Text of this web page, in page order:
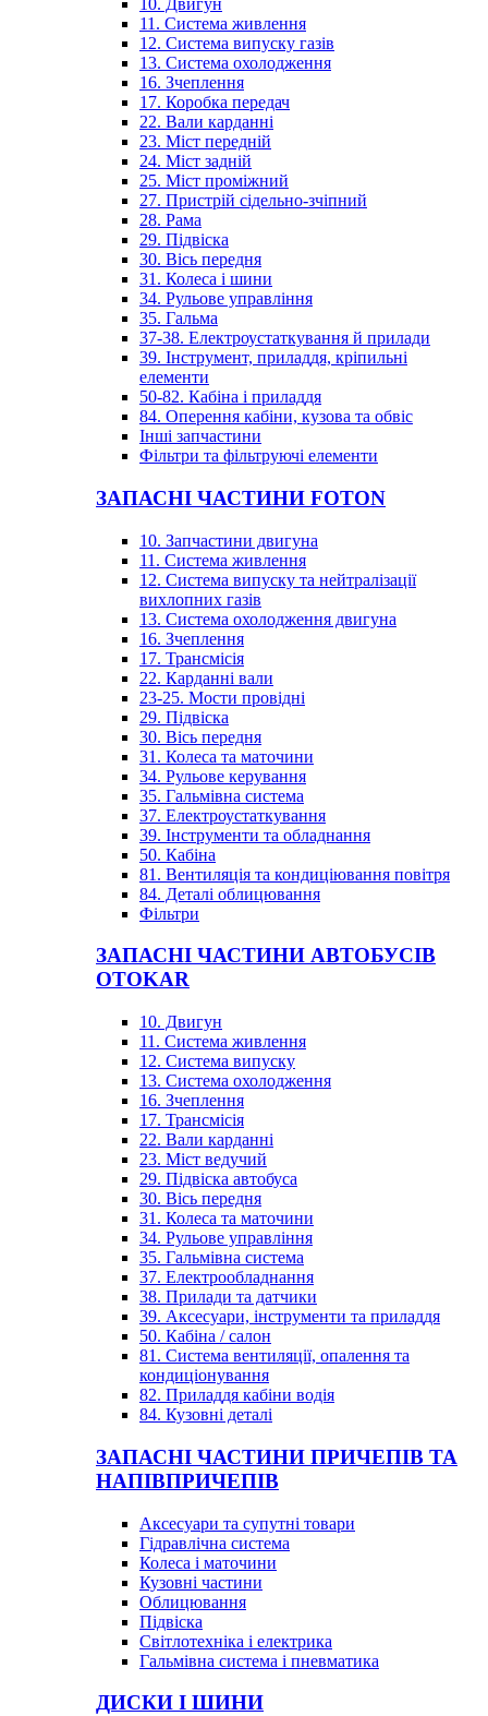
10. Двигун
11. Система живлення
12. Система випуску газів
13. Система охолодження
16. Зчеплення
17. Коробка передач
22. Вали карданні
23. Міст передній
24. Міст задній
25. Міст проміжний
27. Пристрій сідельно-зчіпний
28. Рама
29. Підвіска
30. Вісь передня
31. Колеса і шини
34. Рульове управління
35. Гальма
37-38. Електроустаткування й прилади
39. Інструмент, приладдя, кріпильні
елементи
50-82. Кабіна і приладдя
84. Оперення кабіни, кузова та обвіс
Інші запчастини
Фільтри та фільтруючі елементи
ЗАПАСНІ ЧАСТИНИ FOTON
10. Запчастини двигуна
11. Система живлення
12. Система випуску та нейтралізації
вихлопних газів
13. Система охолодження двигуна
16. Зчеплення
17. Трансмісія
22. Карданні вали
23-25. Мости провідні
29. Підвіска
30. Вісь передня
31. Колеса та маточини
34. Рульове керування
35. Гальмівна система
37. Електроустаткування
39. Інструменти та обладнання
50. Кабіна
81. Вентиляція та кондиціювання повітря
84. Деталі облицювання
Фільтри
ЗАПАСНІ ЧАСТИНИ АВТОБУСІВ
OTOKAR
10. Двигун
11. Система живлення
12. Система випуску
13. Система охолодження
16. Зчеплення
17. Трансмісія
22. Вали карданні
23. Міст ведучий
29. Підвіска автобуса
30. Вісь передня
31. Колеса та маточини
34. Рульове управління
35. Гальмівна система
37. Електрообладнання
38. Прилади та датчики
39. Аксесуари, інструменти та приладдя
50. Кабіна / салон
81. Система вентиляції, опалення та
кондиціонування
82. Приладдя кабіни водія
84. Кузовні деталі
ЗАПАСНІ ЧАСТИНИ ПРИЧЕПІВ ТА
НАПІВПРИЧЕПІВ
Аксесуари та супутні товари
Гідравлічна система
Колеса і маточини
Кузовні частини
Облицювання
Підвіска
Світлотехніка і електрика
Гальмівна система і пневматика
ДИСКИ І ШИНИ